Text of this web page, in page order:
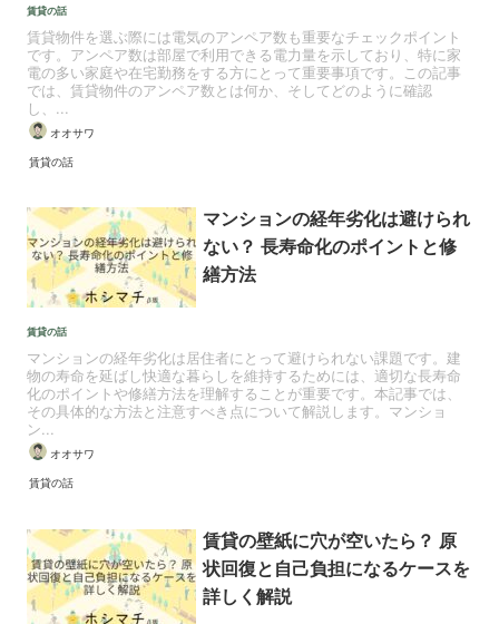
賃貸の話
賃貸物件を選ぶ際には電気のアンペア数も重要なチェックポイント
です。アンペア数は部屋で利用できる電力量を示しており、特に家
電の多い家庭や在宅勤務をする方にとって重要事項です。この記事
では、賃貸物件のアンペア数とは何か、そしてどのように確認
し、...
オオサワ
賃貸の話
賃貸の話
マンションの経年劣化は避けられ
ない？ 長寿命化のポイントと修
繕方法
マンションの経年劣化は居住者にとって避けられない課題です。建
物の寿命を延ばし快適な暮らしを維持するためには、適切な長寿命
化のポイントや修繕方法を理解することが重要です。本記事では、
その具体的な方法と注意すべき点について解説します。マンショ
ン...
オオサワ
賃貸の話
賃貸の壁紙に穴が空いたら？ 原
状回復と自己負担になるケースを
詳しく解説